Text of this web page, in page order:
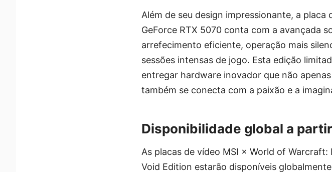
Além de seu design impressionante, a
GeForce RTX 5070 conta com a avançada
arrefecimento eficiente, operação mais
sessões intensas de jogo. Esta edição
entregar hardware inovador que não
também se conecta com a paixão e a
Disponibilidade global a
As placas de vídeo MSI × World of
Void Edition estarão disponíveis